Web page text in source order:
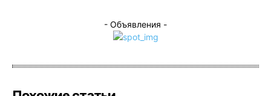
- Объявления -